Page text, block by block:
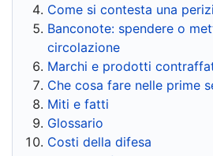
Come si contesta una
Banconote: spendere o
circolazione
Marchi e prodotti
Che cosa fare nelle prime
Miti e fatti
Glossario
Costi della difesa